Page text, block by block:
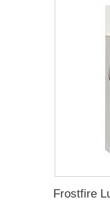
Frostfire